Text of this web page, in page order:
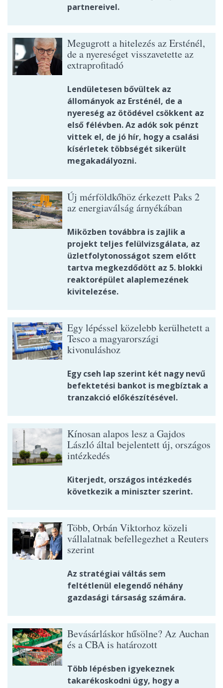
partnereivel.
Megugrott a hitelezés az Ersténél,
de a nyereséget visszavetette az
extraprofitadó
Lendületesen bővültek az
állományok az Ersténél, de a
nyereség az ötödével csökkent az
első félévben. Az adók sok pénzt
vittek el, de jó hír, hogy a csalási
kísérletek többségét sikerült
megakadályozni.
Új mérföldkőhöz érkezett Paks 2
az energiaválság árnyékában
Miközben továbbra is zajlik a
projekt teljes felülvizsgálata, az
üzletfolytonosságot szem előtt
tartva megkezdődött az 5. blokki
reaktorépület alaplemezének
kivitelezése.
Egy lépéssel közelebb kerülhetett a
Tesco a magyarországi
kivonuláshoz
Egy cseh lap szerint két nagy nevű
befektetési bankot is megbíztak a
tranzakció előkészítésével.
Kínosan alapos lesz a Gajdos
László által bejelentett új, országos
intézkedés
Kiterjedt, országos intézkedés
következik a miniszter szerint.
Több, Orbán Viktorhoz közeli
vállalatnak befellegezhet a Reuters
szerint
Az stratégiai váltás sem
feltétlenül elegendő néhány
gazdasági társaság számára.
Bevásárláskor hűsölne? Az Auchan
és a CBA is határozott
Több lépésben igyekeznek
takarékoskodni úgy, hogy a